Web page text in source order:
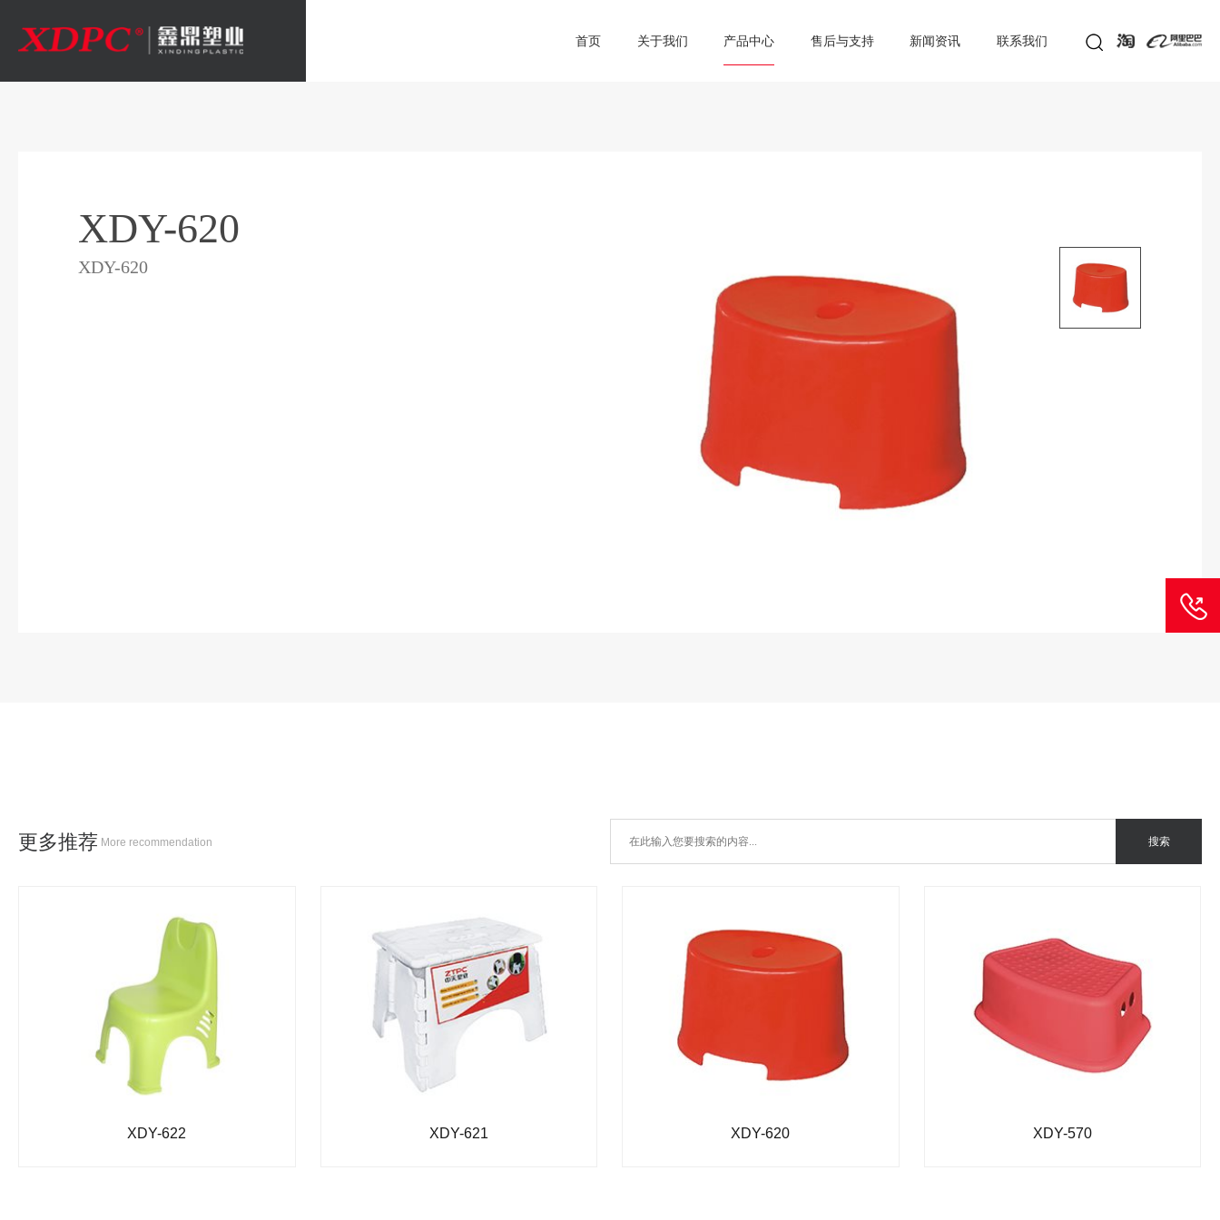
首页 关于我们 产品中心 售后与支持 新闻资讯 联系我们
XDY-620
XDY-620
更多推荐 More recommendation
XDY-622 XDY-621 XDY-620 XDY-570